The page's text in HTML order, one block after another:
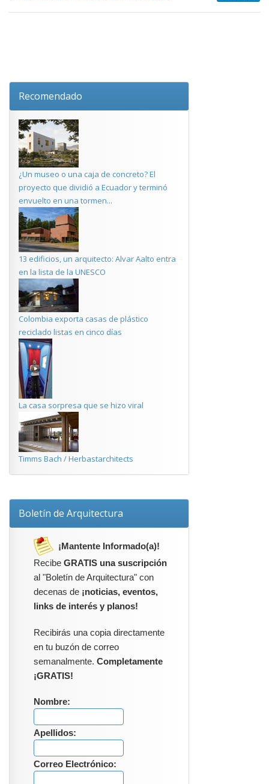
Recomendado
¿Un museo o una caja de concreto? El
proyecto que dividió a Ecuador y terminó
envuelto en una tormen...
13 edificios, un arquitecto: Alvar Aalto entra
en la lista de la UNESCO
Colombia exporta casas de plástico
reciclado listas en cinco días
La casa sorpresa que se hizo viral
Timms Bach / Herbastarchitects
Boletín de Arquitectura
¡Mantente Informado(a)!
Recibe GRATIS una suscripción
al "Boletín de Arquitectura" con
decenas de ¡noticias, eventos,
links de interés y planos!
Recibirás una copia directamente
en tu buzón de correo
semanalmente. Completamente
¡GRATIS!
Nombre:
Apellidos:
Correo Electrónico: